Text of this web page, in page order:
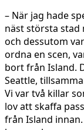
– När jag hade
näst största stad
och dessutom
ordna en scen,
bort från Island.
Seattle,
Vi var två killar
lov att skaffa
från Island